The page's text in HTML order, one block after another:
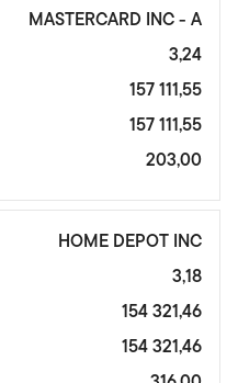
MASTERCARD INC - A
3,24
157 111,55
157 111,55
203,00
HOME DEPOT INC
3,18
154 321,46
154 321,46